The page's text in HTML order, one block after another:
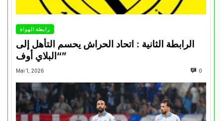
رابطة الهواة
الرابطة الثانية : اتحاد الحراش يحسم التأهل إلى
“البلاي أوف”
Mai 1, 2026 0